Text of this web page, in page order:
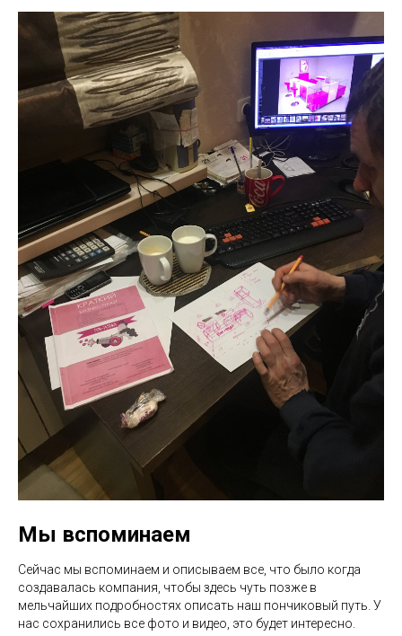
Мы вспоминаем
Сейчас мы вспоминаем и описываем все, что было когда
создавалась компания, чтобы здесь чуть позже в
мельчайших подробностях описать наш пончиковый путь. У
нас сохранились все фото и видео, это будет интересно.